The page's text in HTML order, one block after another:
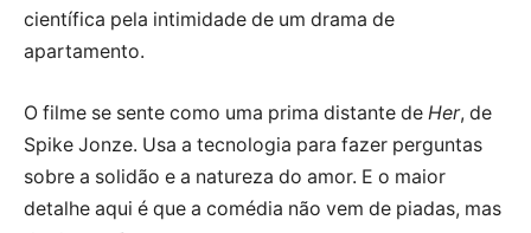
científica pela intimidade de um drama de
apartamento.
O filme se sente como uma prima distante de Her, de
Spike Jonze. Usa a tecnologia para fazer perguntas
sobre a solidão e a natureza do amor. E o maior
detalhe aqui é que a comédia não vem de piadas, mas